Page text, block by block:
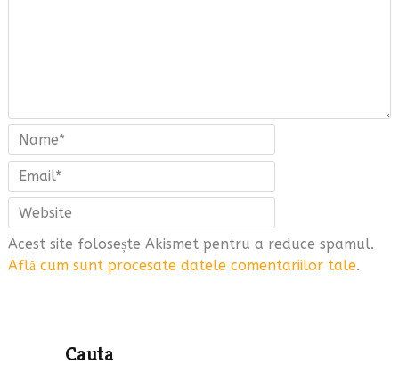
Acest site folosește Akismet pentru a reduce spamul.
Află cum sunt procesate datele comentariilor tale.
Cauta